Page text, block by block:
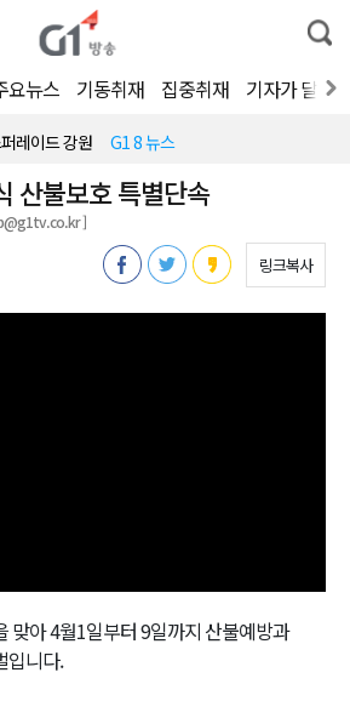
통
합
색
요뉴스 기동취재 집중취재 기자가 달려
레이드 강원 G1 8 뉴스
산불보호 특별단속
]
링크복사
맞아 4월1일부터 9일까지 산불예방과
입니다.